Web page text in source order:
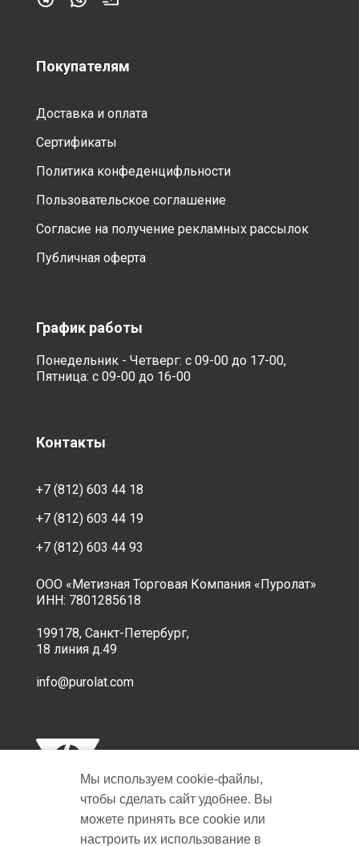
Покупателям
Доставка и оплата
Сертификаты
Политика конфеденцифльности
Пользовательское соглашение
Согласие на получение рекламных рассылок
Публичная оферта
График работы
Понедельник - Четверг: с 09-00 до 17-00,
Пятница: с 09-00 до 16-00
Контакты
+7 (812) 603 44 18
+7 (812) 603 44 19
+7 (812) 603 44 93
ООО «Метизная Торговая Компания «Пуролат»
ИНН: 7801285618
199178, Санкт-Петербург,
18 линия д.49
info@purolat.com
Мы используем cookie‑файлы,
чтобы сделать сайт удобнее. Вы
можете принять все cookie или
настроить их использование в